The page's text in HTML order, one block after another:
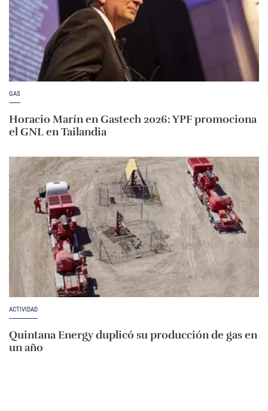
GAS
Horacio Marín en Gastech 2026: YPF promociona
el GNL en Tailandia
ACTIVIDAD
Quintana Energy duplicó su producción de gas en
un año